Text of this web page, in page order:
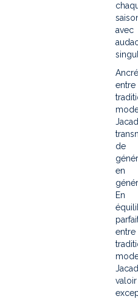
avec
entre
de
en
En
entre